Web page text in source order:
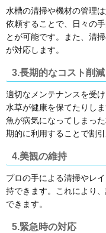
水槽の清掃や機材の管理
依頼することで、日々の
とが可能です。また、清
が対応します。
3.長期的なコスト削減
適切なメンテナンスを受
水草が健康を保てたりし
魚が病気になってしまっ
期的に利用することで割
4.美観の維持
プロの手による清掃やレ
持できます。これにより
できます。
5.緊急時の対応